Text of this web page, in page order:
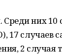
них 10
17 случаев
2 случая